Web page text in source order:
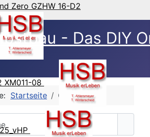
Zero GZHW 16-D2
XM011-08
- Das DIY
Startseite CB Login